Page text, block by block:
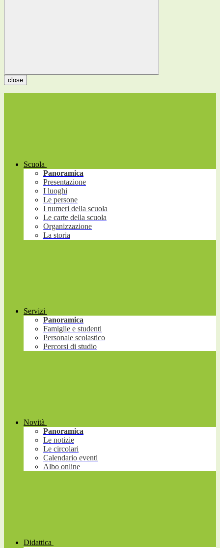
close
Scuola
Panoramica
Presentazione
I luoghi
Le persone
I numeri della scuola
Le carte della scuola
Organizzazione
La storia
Servizi
Panoramica
Famiglie e studenti
Personale scolastico
Percorsi di studio
Novità
Panoramica
Le notizie
Le circolari
Calendario eventi
Albo online
Didattica